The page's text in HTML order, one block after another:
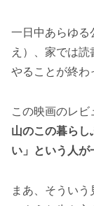
一日中あらゆる
え）、家では読
やることが終わ
この映画のレビ
山のこの暮らし
い」という人が
まあ、そうい